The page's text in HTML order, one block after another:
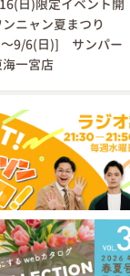
日)限定イベント開
ニャン夏まつり
～9/6(日)] サンパー
一宮店